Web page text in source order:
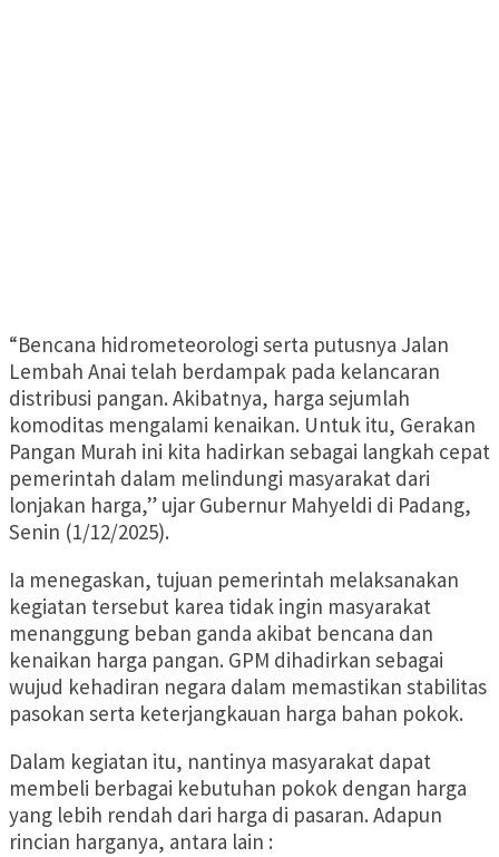
“Bencana hidrometeorologi serta putusnya Jalan
Lembah Anai telah berdampak pada kelancaran
distribusi pangan. Akibatnya, harga sejumlah
komoditas mengalami kenaikan. Untuk itu, Gerakan
Pangan Murah ini kita hadirkan sebagai langkah cepat
pemerintah dalam melindungi masyarakat dari
lonjakan harga,” ujar Gubernur Mahyeldi di Padang,
Senin (1/12/2025).
Ia menegaskan, tujuan pemerintah melaksanakan
kegiatan tersebut karea tidak ingin masyarakat
menanggung beban ganda akibat bencana dan
kenaikan harga pangan. GPM dihadirkan sebagai
wujud kehadiran negara dalam memastikan stabilitas
pasokan serta keterjangkauan harga bahan pokok.
Dalam kegiatan itu, nantinya masyarakat dapat
membeli berbagai kebutuhan pokok dengan harga
yang lebih rendah dari harga di pasaran. Adapun
rincian harganya, antara lain :